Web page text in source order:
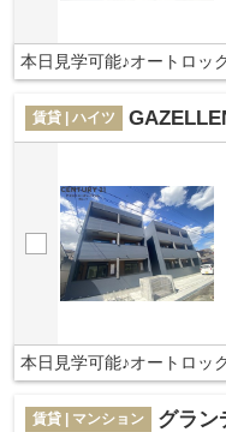
本日見学可能♪オートロッ
賃貸 | ハイツ
本日見学可能♪オートロッ
賃貸 | マンション グラン